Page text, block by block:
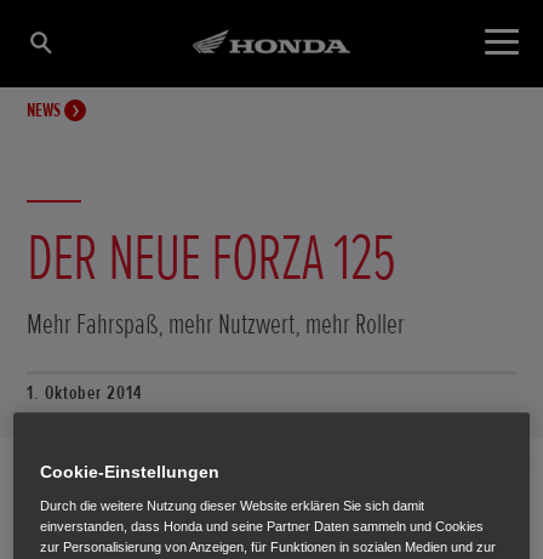
NEWS
DER NEUE FORZA 125
Mehr Fahrspaß, mehr Nutzwert, mehr Roller
1. Oktober 2014
Cookie-Einstellungen
Durch die weitere Nutzung dieser Website erklären Sie sich damit
einverstanden, dass Honda und seine Partner Daten sammeln und Cookies
zur Personalisierung von Anzeigen, für Funktionen in sozialen Medien und zur